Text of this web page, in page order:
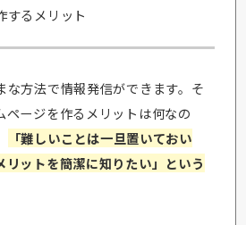
するメリット
な方法で情報発信ができます。そ
ページを作るメリットは何なの
「難しいことは一旦置いておい
リットを簡潔に知りたい」という